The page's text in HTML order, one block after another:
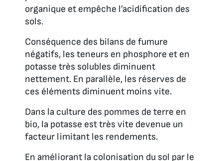
organique et empêche l’acidification des
sols.
Conséquence des bilans de fumure
négatifs, les teneurs en phosphore et en
potasse très solubles diminuent
nettement. En parallèle, les réserves de
ces éléments diminuent moins vite.
Dans la culture des pommes de terre en
bio, la potasse est très vite devenue un
facteur limitant les rendements.
En améliorant la colonisation du sol par le